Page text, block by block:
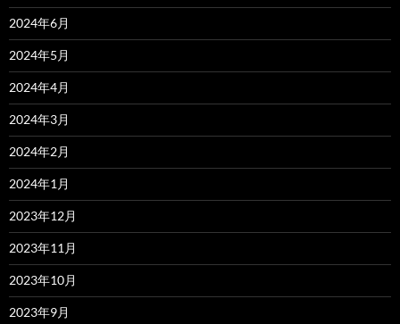
2024年6月
2024年5月
2024年4月
2024年3月
2024年2月
2024年1月
2023年12月
2023年11月
2023年10月
2023年9月